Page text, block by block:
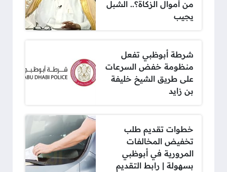
من أموال الزكاة؟.. الشبل
يجيب
شرطة أبوظبي تفعل
منظومة خفض السرعات
على طريق الشيخ خليفة
بن زايد
خطوات تقديم طلب
تخفيض المخالفات
المرورية في أبوظبي
بسهولة | رابط التقديم